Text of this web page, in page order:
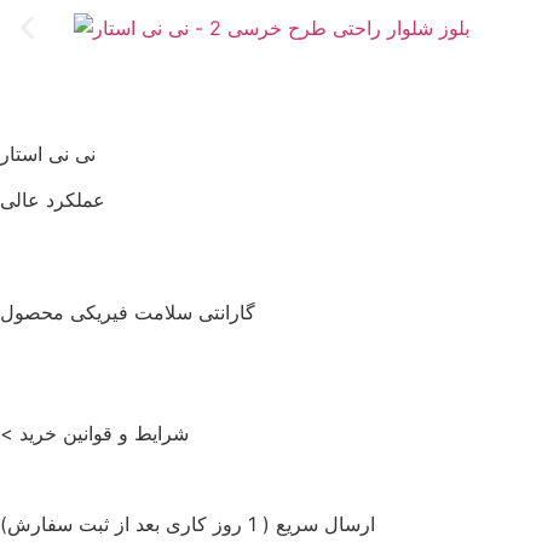
نی نی استار
عملکرد عالی
گارانتی سلامت فیریکی محصول
شرایط و قوانین خرید >
ارسال سریع ( 1 روز کاری بعد از ثبت سفارش)